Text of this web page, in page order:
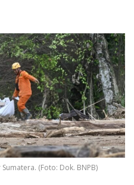
(Foto: Dok. BNPB)